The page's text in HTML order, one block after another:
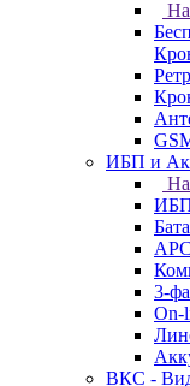
ИБП и
ИБП
APC
3-
On-
ВКС -